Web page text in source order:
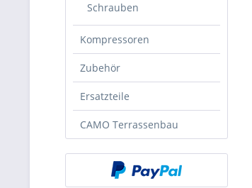
Schrauben
Kompressoren
Zubehör
Ersatzteile
CAMO Terrassenbau